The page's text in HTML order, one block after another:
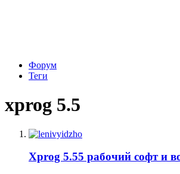
Форум
Теги
xprog 5.5
Xprog 5.55 рабочий софт и